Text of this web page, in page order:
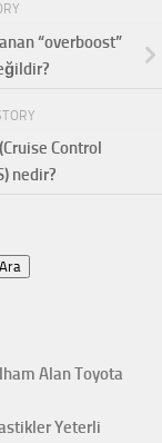
“overboost”
Control
nedir?
Ara
Alan Toyota
Yeterli